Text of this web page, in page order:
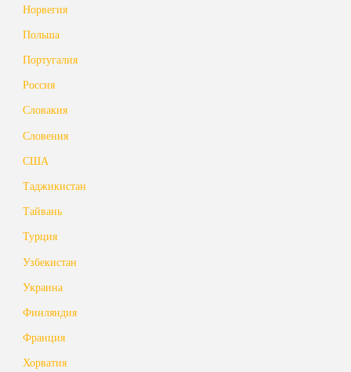
Норвегия
Польша
Португалия
Россия
Словакия
Словения
США
Таджикистан
Тайвань
Турция
Узбекистан
Украина
Финляндия
Франция
Хорватия